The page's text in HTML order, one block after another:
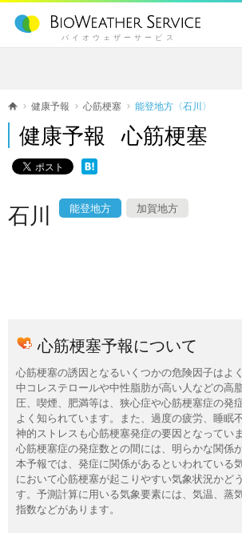
バイオウェザーサービス
健康予報 心筋梗塞 能登地方〈石川〉
健康予報 心筋梗塞
石川 能登地方 加賀地方
心筋梗塞予報について
心筋梗塞の誘因となるいくつかの危険因子はよ
中コレステロールや中性脂肪が高い人などの高
圧、喫煙、肥満等は、狭心症や心筋梗塞症の発
よく知られています。また、過度の疲労、睡眠
神的ストレスも心筋梗塞発症の要因となってい
心筋梗塞症の発症数との間には、明らかな関係
本予報では、発症に関係があるといわれている
において心筋梗塞が起こりやすい気象状況かど
す。予測計算に用いる気象要素には、気温、蒸
指数などがあります。